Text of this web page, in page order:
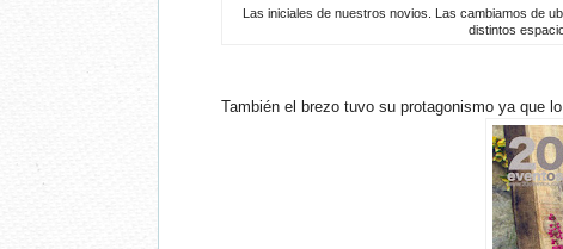
Las iniciales de nuestros novios. Las cambiamos de
distintos
También el brezo tuvo su protagonismo ya que